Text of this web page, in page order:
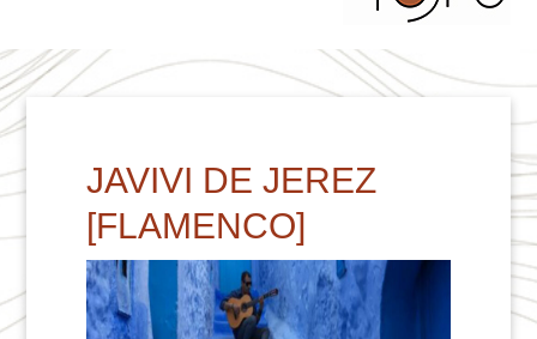
JAVIVI DE JEREZ
[FLAMENCO]